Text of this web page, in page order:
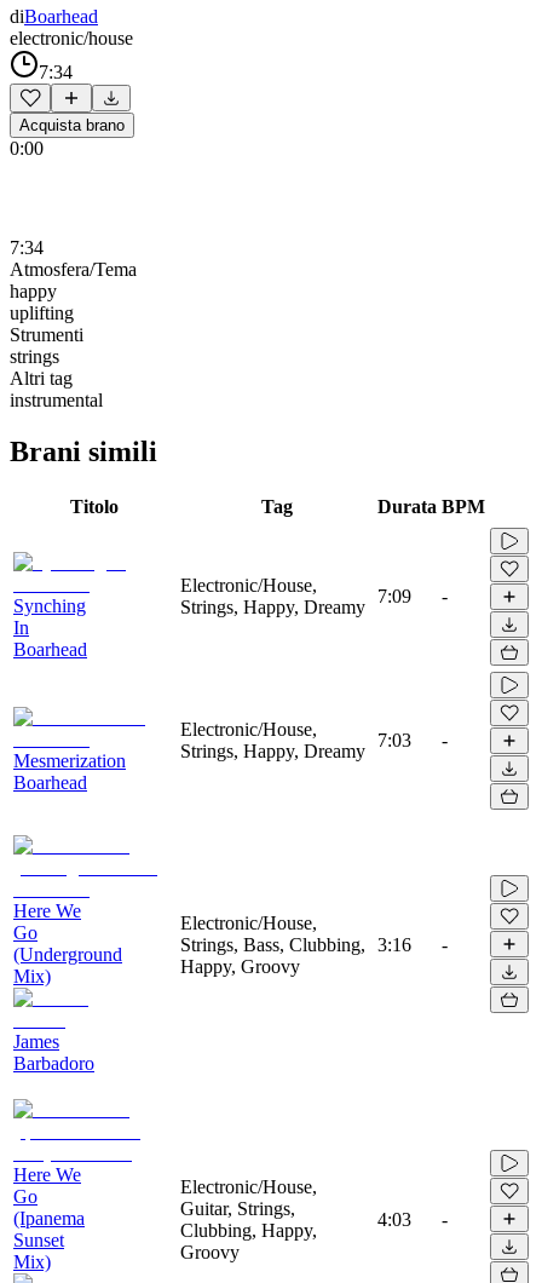
diBoarhead
electronic/house
7:34
Acquista brano
0:00
7:34
Atmosfera/Tema
happy
uplifting
Strumenti
strings
Altri tag
instrumental
Brani simili
Titolo Tag Durata BPM
Synching
In
Boarhead
Electronic/House,
Strings, Happy, Dreamy
7:09 -
Mesmerization
Boarhead
Electronic/House,
Strings, Happy, Dreamy
7:03 -
Here We
Go
(Underground
Mix)
James
Barbadoro
Electronic/House,
Strings, Bass, Clubbing,
Happy, Groovy
3:16 -
Here We
Go
(Ipanema
Sunset
Mix)
Electronic/House,
Guitar, Strings,
Clubbing, Happy,
Groovy
4:03 -